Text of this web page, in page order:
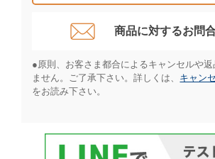
商品に対するお問
●原則、お客さま都合によるキャンセルや返
ません。ご了承下さい。詳しくは、 キャン
をお読み下さい。​